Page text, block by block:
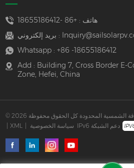
هاتف :+86 -18655186412
بريد إلكتروني :
Whatsapp : +86 -18655186412
Add : Building 7, Cross Border E-
Zone, Hefei, China
الشمسية المحدودة كل الحقوق محفوظة
| XML | سياسة الخصوصية IPv6 دعم الشبكة